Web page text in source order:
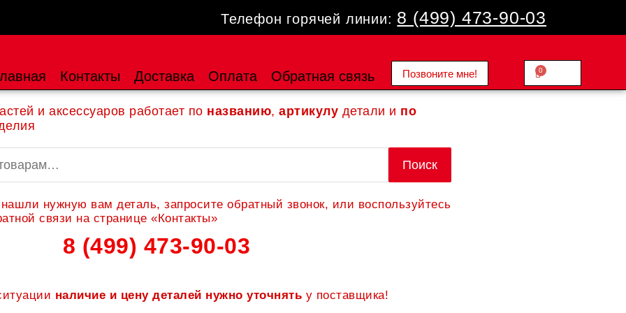
Телефон горячей линии: 8 (499) 473-90-03
Контакты Доставка Оплата Обратная связь Позвоните мне! 0.00
0
Cart
и аксессуаров работает по названию, артикулу детали и по
Поиск
нужную вам деталь, запросите обратный звонок, или воспользуйтесь
связи на странице «Контакты»
8 (499) 473-90-03
наличие и цену деталей нужно уточнять у поставщика!